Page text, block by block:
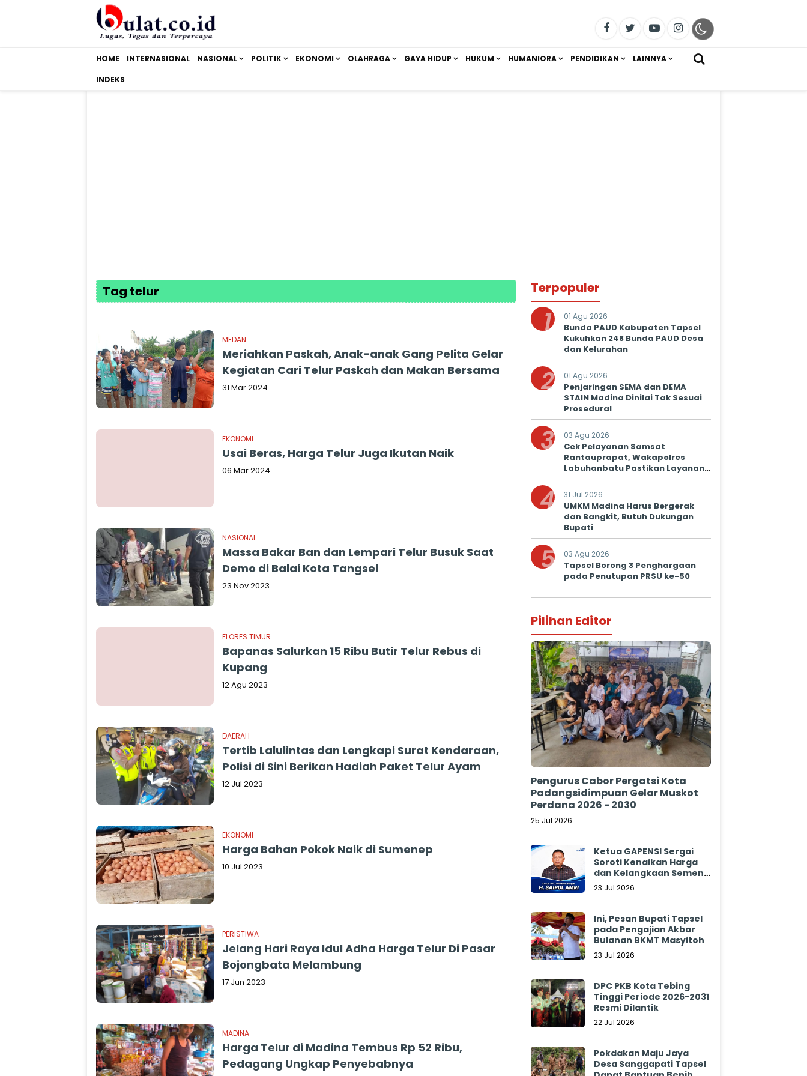
HOME INTERNASIONAL NASIONAL POLITIK EKONOMI OLAHRAGA GAYA HIDUP HUKUM HUMANIORA PENDIDIKAN LAINNYA
INDEKS
Tag telur
MEDAN
Meriahkan Paskah, Anak-anak Gang Pelita Gelar
Kegiatan Cari Telur Paskah dan Makan Bersama
31 Mar 2024
EKONOMI
Usai Beras, Harga Telur Juga Ikutan Naik
06 Mar 2024
NASIONAL
Massa Bakar Ban dan Lempari Telur Busuk Saat
Demo di Balai Kota Tangsel
23 Nov 2023
FLORES TIMUR
Bapanas Salurkan 15 Ribu Butir Telur Rebus di
Kupang
12 Agu 2023
DAERAH
Tertib Lalulintas dan Lengkapi Surat Kendaraan,
Polisi di Sini Berikan Hadiah Paket Telur Ayam
12 Jul 2023
EKONOMI
Harga Bahan Pokok Naik di Sumenep
10 Jul 2023
PERISTIWA
Jelang Hari Raya Idul Adha Harga Telur Di Pasar
Bojongbata Melambung
17 Jun 2023
MADINA
Harga Telur di Madina Tembus Rp 52 Ribu,
Pedagang Ungkap Penyebabnya
Terpopuler
1 01 Agu 2026
Bunda PAUD Kabupaten Tapsel
Kukuhkan 248 Bunda PAUD Desa
dan Kelurahan
2 01 Agu 2026
Penjaringan SEMA dan DEMA
STAIN Madina Dinilai Tak Sesuai
Prosedural
3 03 Agu 2026
Cek Pelayanan Samsat
Rantauprapat, Wakapolres
Labuhanbatu Pastikan Layanan
Prima untuk Masyarakat
4 31 Jul 2026
UMKM Madina Harus Bergerak
dan Bangkit, Butuh Dukungan
Bupati
5 03 Agu 2026
Tapsel Borong 3 Penghargaan
pada Penutupan PRSU ke-50
Pilihan Editor
Pengurus Cabor Pergatsi Kota
Padangsidimpuan Gelar Muskot
Perdana 2026 - 2030
25 Jul 2026
Ketua GAPENSI Sergai
Soroti Kenaikan Harga
dan Kelangkaan Semen,
Minta Pemerintah
23 Jul 2026
Ini, Pesan Bupati Tapsel
pada Pengajian Akbar
Bulanan BKMT Masyitoh
23 Jul 2026
DPC PKB Kota Tebing
Tinggi Periode 2026-2031
Resmi Dilantik
22 Jul 2026
Pokdakan Maju Jaya
Desa Sanggapati Tapsel